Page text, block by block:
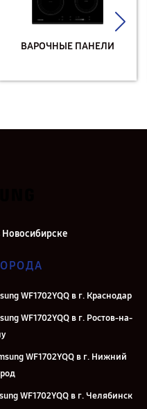
ВАРОЧНЫЕ ПАНЕЛИ
Новосибирске
WF1702YQQ в г. Краснодар
WF1702YQQ в г. Ростов-на-
WF1702YQQ в г. Нижний
WF1702YQQ в г. Челябинск